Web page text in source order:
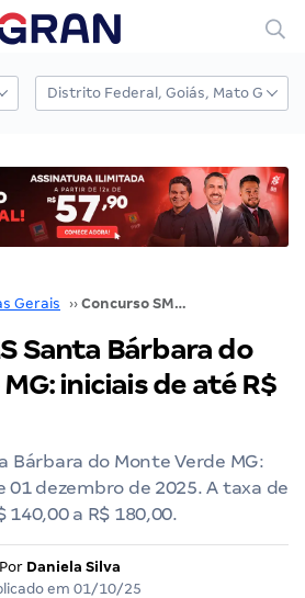
Gerais ›› Concurso SMS Santa Bárbara do Monte Verde MG: iniciais de até R$ 9,7 mil!
Santa Bárbara do
iniciais de até R$
Bárbara do Monte Verde MG:
01 dezembro de 2025. A taxa de
140,00 a R$ 180,00.
Por Daniela Silva
em 01/10/25